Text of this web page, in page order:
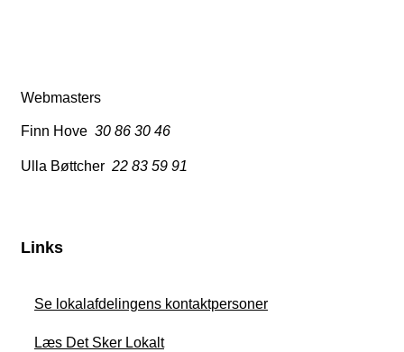
Webmasters
Finn Hove 30 86 30 46
Ulla Bøttcher 22 83 59 91
Links
Se lokalafdelingens kontaktpersoner
Læs Det Sker Lokalt